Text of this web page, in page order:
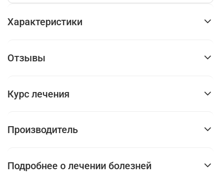
Характеристики
Отзывы
Курс лечения
Производитель
Подробнее о лечении болезней